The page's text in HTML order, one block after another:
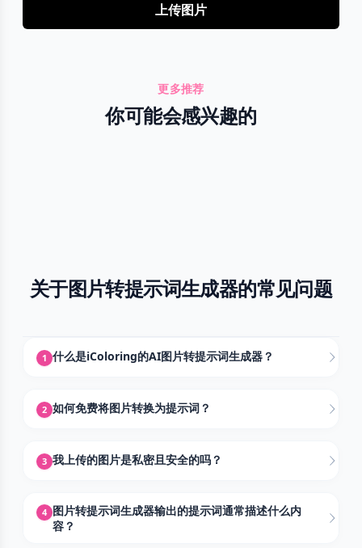
上传图片
更多推荐
你可能会感兴趣的
关于图片转提示词生成器的常见问题
1 什么是iColoring的AI图片转提示词生成器？
2 如何免费将图片转换为提示词？
3 我上传的图片是私密且安全的吗？
4 图片转提示词生成器输出的提示词通常描述什么内
容？